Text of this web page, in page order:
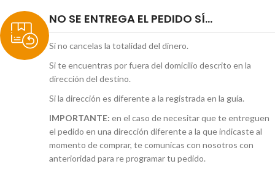
NO SE ENTREGA EL PEDIDO SÍ...
Si no cancelas la totalidad del dinero.
Si te encuentras por fuera del domicilio descrito en la
dirección del destino.
Si la dirección es diferente a la registrada en la guía.
IMPORTANTE: en el caso de necesitar que te entreguen
el pedido en una dirección diferente a la que indicaste al
momento de comprar, te comunicas con nosotros con
anterioridad para re programar tu pedido.